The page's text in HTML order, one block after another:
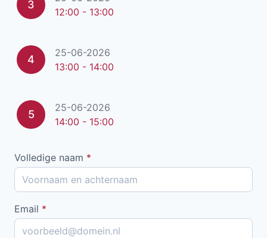
3
12:00 - 13:00
4
25-06-2026
13:00 - 14:00
5
25-06-2026
14:00 - 15:00
Volledige naam *
Email *